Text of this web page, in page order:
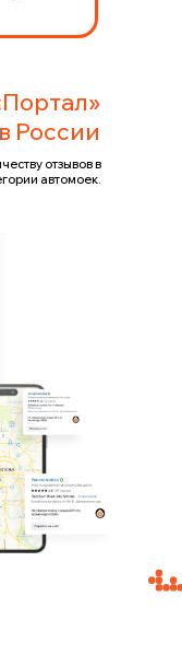
России
отзывов в
автомоек.